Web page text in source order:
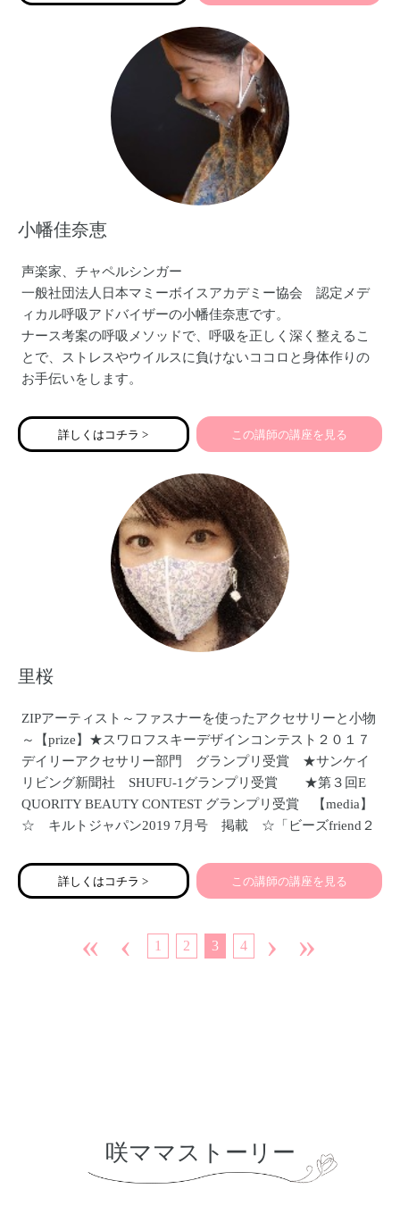
小幡佳奈恵
声楽家、チャペルシンガー
一般社団法人日本マミーボイスアカデミー協会 認定メデ
ィカル呼吸アドバイザーの小幡佳奈恵です。
ナース考案の呼吸メソッドで、呼吸を正しく深く整えるこ
とで、ストレスやウイルスに負けないココロと身体作りの
お手伝いをします。
と「癒しの笑顔」にすることで、家族みんなを居心地の良
い関係に整えていきます。
詳しくはコチラ > この講師の講座を見る
里桜
ZIPアーティスト～ファスナーを使ったアクセサリーと小物
～【prize】★スワロフスキーデザインコンテスト２０１７
デイリーアクセサリー部門 グランプリ受賞 ★サンケイ
リビング新聞社 SHUFU-1グランプリ受賞 ★第３回E
QUORITY BEAUTY CONTEST グランプリ受賞 【media】
☆ キルトジャパン2019 7月号 掲載 ☆「ビーズfriend２
載 ★2019年 日本テレビ「ヒルナンデス」 「ある世界
で大成功！いったい何者？！」出演
詳しくはコチラ > この講師の講座を見る
« ‹ 1 2 3 4 › »
咲ママストーリー